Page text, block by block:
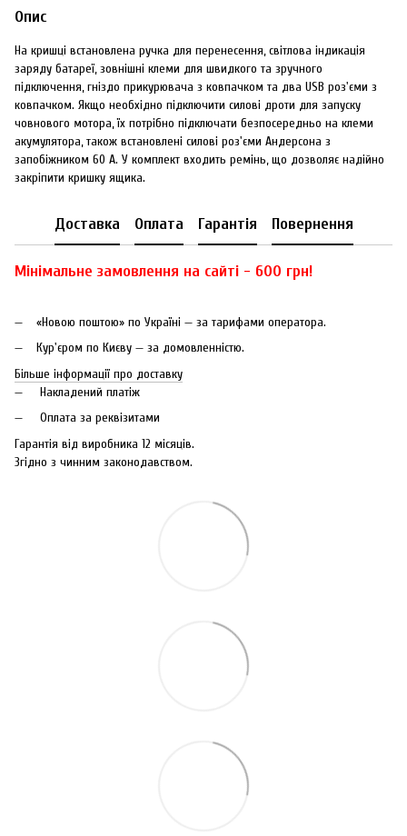
Опис
На кришці встановлена ручка для перенесення, світлова індикація
заряду батареї, зовнішні клеми для швидкого та зручного
підключення, гніздо прикурювача з ковпачком та два USB роз'єми з
ковпачком. Якщо необхідно підключити силові дроти для запуску
човнового мотора, їх потрібно підключати безпосередньо на клеми
акумулятора, також встановлені силові роз'єми Андерсона з
запобіжником 60 А. У комплект входить ремінь, що дозволяє надійно
закріпити кришку ящика.
Доставка Оплата Гарантія Повернення
Мінімальне замовлення на сайті - 600 грн!
«Новою поштою» по Україні — за тарифами оператора.
Кур'єром по Києву — за домовленністю.
Більше інформації про доставку
Накладений платіж
Оплата за реквізитами
Гарантія від виробника 12 місяців.
Згідно з чинним законодавством.